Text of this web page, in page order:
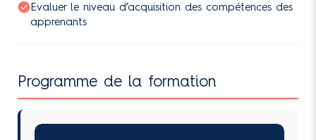
Evaluer le niveau d’acquisition des compétences des
apprenants
Programme de la formation